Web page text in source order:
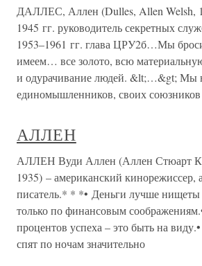
ДАЛЛЕС, Аллен (Dulles, Allen Welsh,
1945 гг. руководитель секретных
1953–1961 гг. глава ЦРУ2б…Мы
имеем… все золото, всю
и одурачивание людей. &lt;…&gt; Мы
единомышленников, своих
АЛЛЕН
АЛЛЕН Вуди Аллен (Аллен Стюарт
1935) – американский кинорежиссер,
писатель.* * *• Деньги лучше нищеты
только по финансовым
процентов успеха – это быть на
спят по ночам значительно